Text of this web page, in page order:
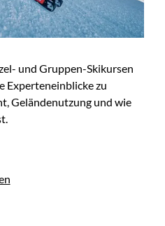
und Gruppen-Skikursen
Experteneinblicke zu
Geländenutzung und wie